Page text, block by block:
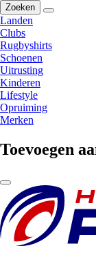
Zoeken
Landen
Clubs
Rugbyshirts
Schoenen
Uitrusting
Kinderen
Lifestyle
Opruiming
Merken
Toevoegen